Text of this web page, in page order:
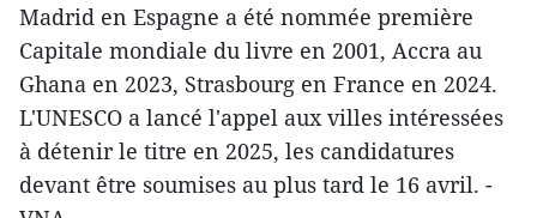
Madrid en Espagne a été nommée première
Capitale mondiale du livre en 2001, Accra au
Ghana en 2023, Strasbourg en France en 2024.
L'UNESCO a lancé l'appel aux villes intéressées
à détenir le titre en 2025, les candidatures
devant être soumises au plus tard le 16 avril. -